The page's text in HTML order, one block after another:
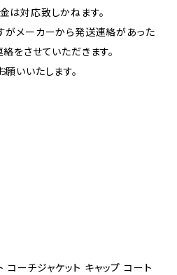
は対応致しかねます。
がメーカーから発送連絡があった
をさせていただきます。
いいたします。
ーチジャケット キャップ コート